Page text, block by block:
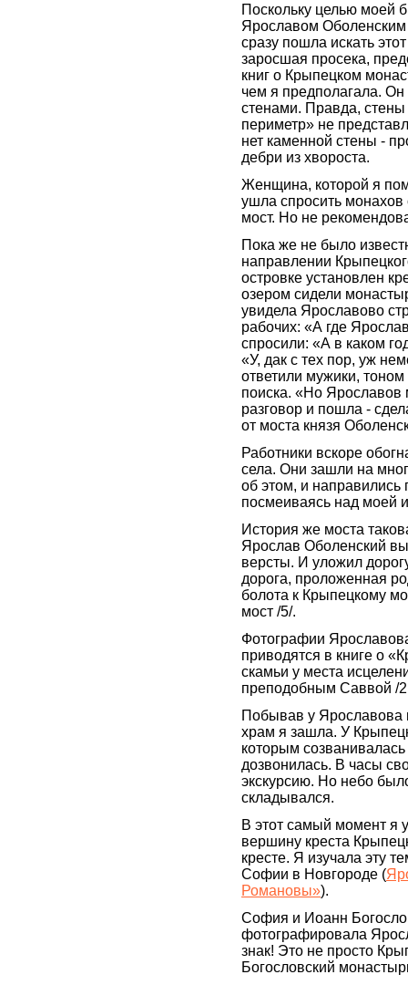
Поскольку целью моей
Ярославом Оболенским
сразу пошла искать
заросшая просека,
книг о Крыпецком
чем я предполагала.
стенами. Правда,
периметр» не
нет каменной стены -
дебри из хвороста.
Женщина, которой я
ушла спросить
мост. Но не
Пока же не было
направлении
островке установлен
озером сидели
увидела Ярославово
рабочих: «А где
спросили: «А в каком
«У, дак с тех пор, уж
ответили мужики,
поиска. «Но Ярославов
разговор и пошла -
от моста князя
Работники вскоре
села. Они зашли на
об этом, и направились
посмеиваясь над моей
История же моста
Ярослав Оболенский
версты. И уложил
дорога, проложенная
болота к Крыпецкому
мост /5/.
Фотографии
приводятся в книге о
скамьи у места
преподобным Саввой /
Побывав у Ярославова
храм я зашла. У
которым
дозвонилась. В часы
экскурсию. Но небо
складывался.
В этот самый момент я
вершину креста
кресте. Я изучала эту
Софии в Новгороде (
Романовы»).
София и Иоанн
фотографировала
знак! Это не просто
Богословский